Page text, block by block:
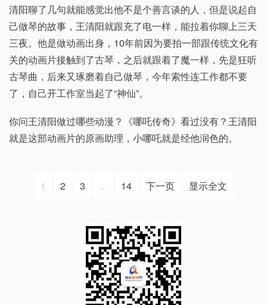
清阳聊了几句就能感觉出他不是个善言谈的人，但是说起自
己做琴的故事，王清阳就跟充了电一样，能拉着你聊上三天
三夜。他是做动画出身，10年前因为要拍一部跟传统文化有
关的动画片接触到了古琴，之后就跟着了魔一样，先是狂听
古琴曲，后来又琢磨着自己做琴，今年索性连工作都不要
了，自己开工作室当起了“神仙”。
你问王清阳做过哪些动漫？《哪吒传奇》看过没有？王清阳
就是这部动画片的原画助理，小哪吒就是经他润色的。
1 2 3 ... 14 下一页 显示全文